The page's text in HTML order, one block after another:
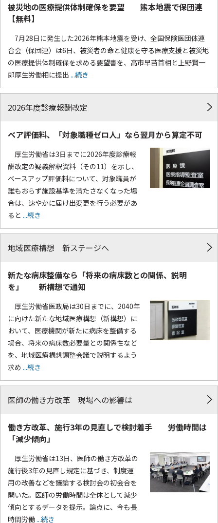
被災地の医療提供体制確保を要望 熊本地震で保団連
【無料】
7月28日に発生した2026年熊本地震を受け、全国保険医団体連
合会（保団連）は6日、被災者の命と健康を守る医療支援と被災地
の医療提供体制確保を求める要望書を、高市早苗首相と上野賢一
郎厚生労働相に提出 ...続き
2026年度診療報酬改定
ベア評価料、「対象職種ゼロ人」なら翌月から算定不可
厚生労働省は3日までに2026年度診療報
酬改定の疑義解釈資料（その11）を示し、
ベースアップ評価料について、対象職員が
誰もおらず施設基準を満たさなくなった場
合は、速やかに届け出変更を行う必要があ
ると ...続き
地域医療構想 新ステージへ
新たな病床整備なら「将来の病床数との関係、説明
を」 新構想で通知
厚生労働省医政局は30日までに、2040年
に向けた新たな地域医療構想（新構想）に
おいて、医療機関が新たに病床を整備する
場合、将来の病床数必要量との関係性など
を、地域医療構想調整会議で説明するよう
求め ...続き
医師の働き方改革 現場への影響は
働き方改革、施行3年の見直しで検討着手 労働時間は
「減少傾向」
厚生労働省は13日、医師の働き方改革の
施行後3年の見直し規定に基づき、制度運
用の改善などを議論する検討会の初会合を
開いた。医師の労働時間は全体として減少
傾向とするデータを提示。論点に、今も長
時間労働...続き